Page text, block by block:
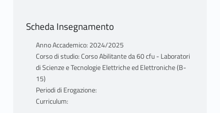
Scheda Insegnamento
Anno Accademico: 2024/2025
Corso di studio: Corso Abilitante da 60 cfu - Laboratori
di Scienze e Tecnologie Elettriche ed Elettroniche (B-
15)
Periodi di Erogazione:
Curriculum: